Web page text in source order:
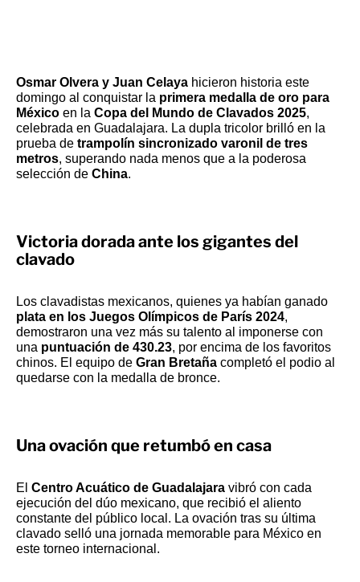
Osmar Olvera y Juan Celaya hicieron historia este
domingo al conquistar la primera medalla de oro para
México en la Copa del Mundo de Clavados 2025,
celebrada en Guadalajara. La dupla tricolor brilló en la
prueba de trampolín sincronizado varonil de tres
metros, superando nada menos que a la poderosa
selección de China.
Victoria dorada ante los gigantes del
clavado
Los clavadistas mexicanos, quienes ya habían ganado
plata en los Juegos Olímpicos de París 2024,
demostraron una vez más su talento al imponerse con
una puntuación de 430.23, por encima de los favoritos
chinos. El equipo de Gran Bretaña completó el podio al
quedarse con la medalla de bronce.
Una ovación que retumbó en casa
El Centro Acuático de Guadalajara vibró con cada
ejecución del dúo mexicano, que recibió el aliento
constante del público local. La ovación tras su última
clavado selló una jornada memorable para México en
este torneo internacional.